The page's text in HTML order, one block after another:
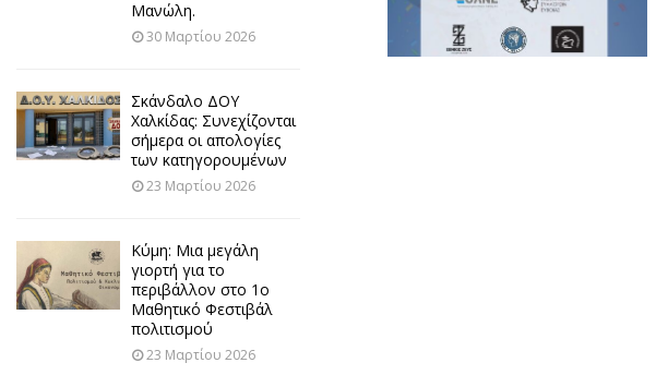
Μανώλη.
30 Μαρτίου 2026
Σκάνδαλο ΔΟΥ
Χαλκίδας: Συνεχίζονται
σήμερα οι απολογίες
των κατηγορουμένων
23 Μαρτίου 2026
Κύμη: Μια μεγάλη
γιορτή για το
περιβάλλον στο 1ο
Μαθητικό Φεστιβάλ
πολιτισμού
23 Μαρτίου 2026